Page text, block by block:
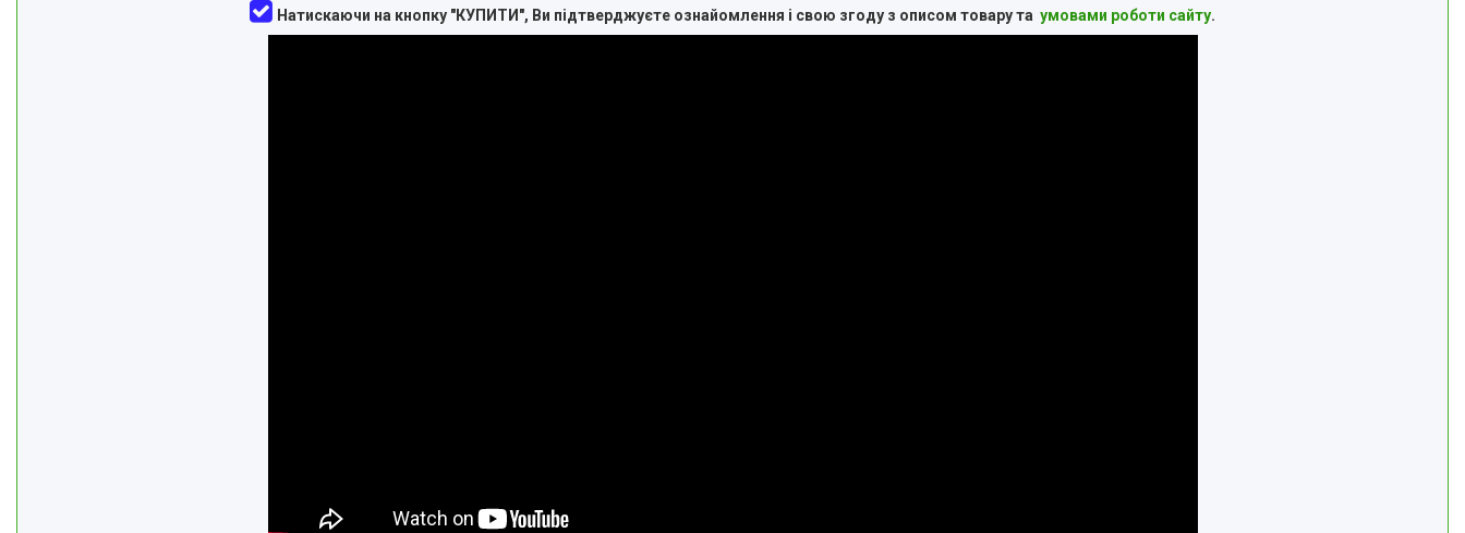
Натискаючи на кнопку "КУПИТИ", Ви підтверджуєте ознайомлення і свою згоду з описом товару та умовами роботи сайту.